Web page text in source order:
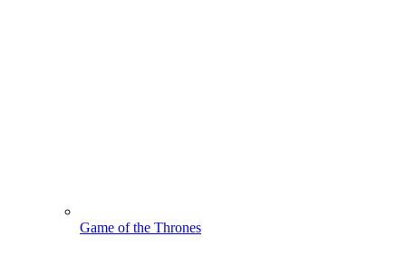
Game of the Thrones